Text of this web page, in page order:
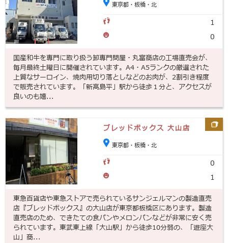
東京都・板橋・北
1
0
国産和牛を専門に取り扱う卸専門問屋・丸富商店の工場直売会が、
毎月最終土曜日に開催されています。A4・A5ランクの厳選された
上質なサーロイン、焼肉用切り落としなどのお肉が、2割引き程度
で販売されています。「新高島平」駅から徒歩１分と、アクセスが
良いのも嬉...
ブレッドボックス 大山店
東京都・板橋・北
0
1
東急百貨店や東急ストアで売られているサンジェルマンの製造直売
店『ブレッドボックス』の大山店が東京都板橋区にあります。製造
直売店のため、できたての食パンやメロンパンなどが非常に安く売
られています。東武東上線「大山駅」から徒歩10分弱の、「遊座大
山」商...